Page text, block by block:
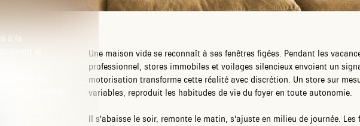
à la
et
Une maison vide se reconnaît à ses fenêtres figées. Pendant les
professionnel, stores immobiles et voilages silencieux envoient un
motorisation transforme cette réalité avec discrétion. Un store sur
variables, reproduit les habitudes de vie du foyer en toute autonomie.
Il s'abaisse le soir, remonte le matin, s'ajuste en milieu de journée.